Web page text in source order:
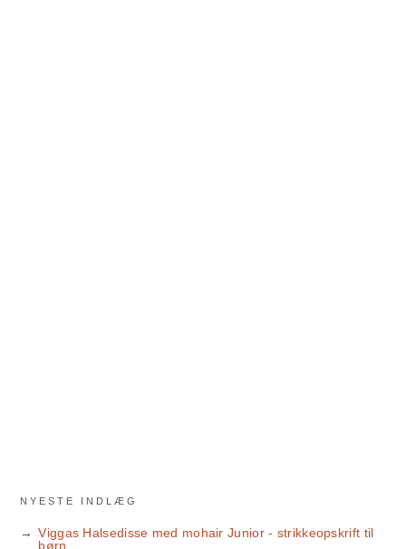
NYESTE INDLÆG
Viggas Halsedisse med mohair Junior - strikkeopskrift til
børn